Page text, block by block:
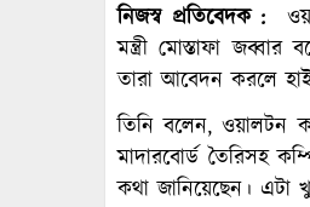
নিজস্ব প্রতিবেদক :
মন্ত্রী মোস্তাফা
তারা আবেদন করলে
তিনি বলেন, ওয়ালটন
মাদারবোর্ড তৈরিসহ
কথা জানিয়েছেন। এটা